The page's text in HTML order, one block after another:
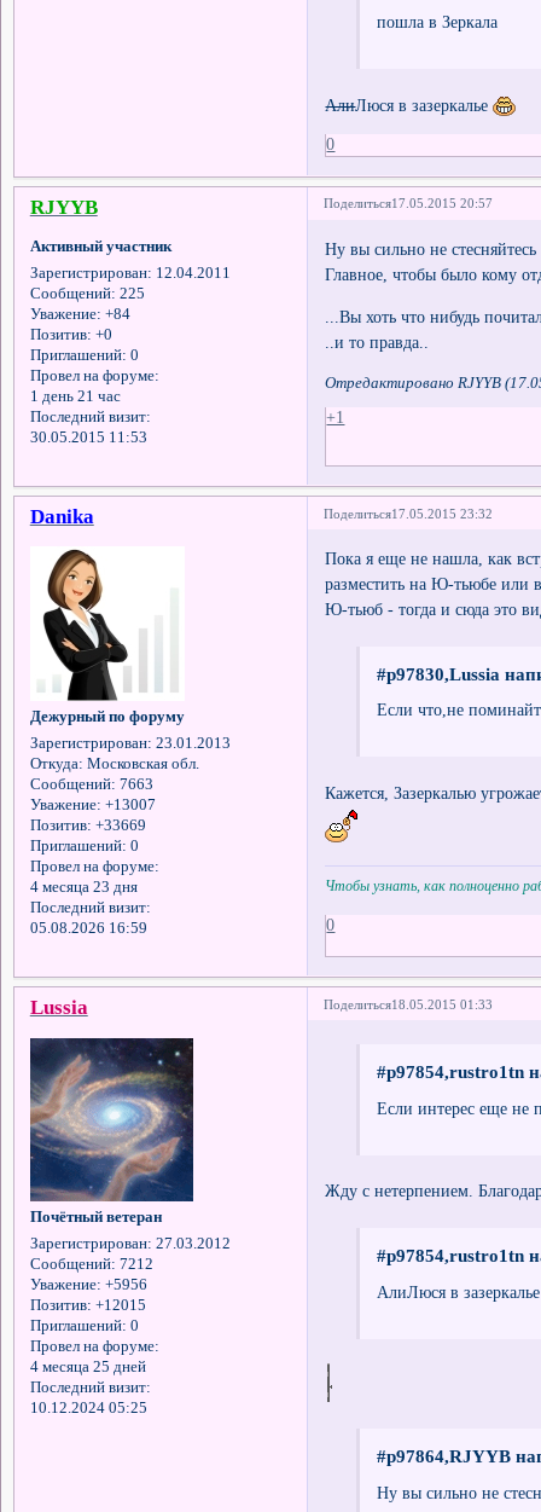
пошла в Зеркала
АлиЛюся в зазеркалье
0
Поделиться17.05.2015 20:57
RJYYВ
Активный участник
Зарегистрирован: 12.04.2011
Сообщений: 225
Уважение: +84
Позитив: +0
Приглашений: 0
Провел на форуме:
1 день 21 час
Последний визит:
30.05.2015 11:53
Ну вы сильно не
Главное, чтобы было кому
...Вы хоть что нибудь
..и то правда..
Отредактировано RJYYB
+1
Поделиться17.05.2015 23:32
Danika
Дежурный по форуму
Зарегистрирован: 23.01.2013
Откуда: Московская обл.
Сообщений: 7663
Уважение: +13007
Позитив: +33669
Приглашений: 0
Провел на форуме:
4 месяца 23 дня
Последний визит:
05.08.2026 16:59
Пока я еще не нашла, как
разместить на Ю-тьюбе или
Ю-тьюб - тогда и сюда это
#p97830,Lussia
Если что,не
Кажется, Зазеркалью
Чтобы узнать, как полноценно
0
Поделиться18.05.2015 01:33
Lussia
Почётный ветеран
Зарегистрирован: 27.03.2012
Сообщений: 7212
Уважение: +5956
Позитив: +12015
Приглашений: 0
Провел на форуме:
4 месяца 25 дней
Последний визит:
10.12.2024 05:25
#p97854,rustro1tn
Если интерес еще не
Жду с нетерпением.
#p97854,rustro1tn
АлиЛюся в зазеркалье
#p97864,RJYYB
Ну вы сильно не